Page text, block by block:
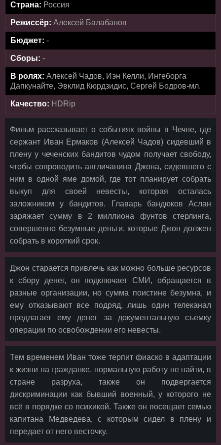
Страна: Россия
Режиссёр: Алексей Балабанов
Бюджет: -
Сборы: -
В ролях: Алексей Чадов, Иэн Келли, Ингеборга
Дапкунайте, Эвклид Кюрдзидис, Сергей Бодров-мл.
Качество: HDRip
Фильм рассказывает о событиях войны в Чечне, где
сержант Иван Ермаков (Алексей Чадов) сидевший в
плену у чеченских бандитов чудом получает свободу,
чтобы сопроводить англичанина Джона, сидевшего с
ним в одной яме домой, где тот планирует собрать
выкуп для своей невесты, которая осталась
заложником у бандитов. Главарь бандюков Аслан
заряжает сумму в 2 миллиона фунтов стерлинга,
совершенно безумные деньги, которые Джон должен
собрать в короткий срок.
Джон старается привлечь как можно больше ресурсов
к сбору денег, он подключает СМИ, обращается в
разные организации, но сумма поистине безумна, и
ему отказывают все подряд, лишь один телеканал
предлагает ему денег за документальную съемку
операции по освобождении его невесты.
Тем временем Иван тоже терпит фиаско в адаптации
к жизни на гражданке, нормальную работу не найти, в
стране разруха, также он подвергается
дискриминации как бывший военный, у которого не
всё в порядке со психикой. Также он посещает семью
капитана Медведева, с которым сидел в плену и
передает от него весточку.